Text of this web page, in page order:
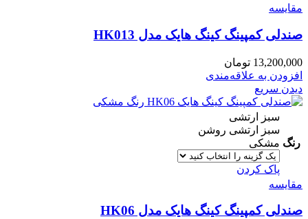
مقایسه
صندلی کمپینگ کینگ هایک مدل HK013
13,200,000 تومان
افزودن به علاقه‌مندی
دیدن سریع
رنگ
سبز ارتشی
سبز ارتشی روشن
مشکی
پاک کردن
مقایسه
صندلی کمپینگ کینگ هایک مدل HK06